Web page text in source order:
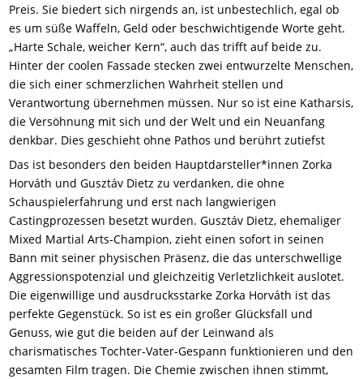
Preis. Sie biedert sich nirgends an, ist unbestechlich, egal ob
es um süße Waffeln, Geld oder beschwichtigende Worte geht.
„Harte Schale, weicher Kern“, auch das trifft auf beide zu.
Hinter der coolen Fassade stecken zwei entwurzelte Menschen,
die sich einer schmerzlichen Wahrheit stellen und
Verantwortung übernehmen müssen. Nur so ist eine Katharsis,
die Versöhnung mit sich und der Welt und ein Neuanfang
denkbar. Dies geschieht ohne Pathos und berührt zutiefst
Das ist besonders den beiden Hauptdarsteller*innen Zorka
Horváth und Gusztáv Dietz zu verdanken, die ohne
Schauspielerfahrung und erst nach langwierigen
Castingprozessen besetzt wurden. Gusztáv Dietz, ehemaliger
Mixed Martial Arts-Champion, zieht einen sofort in seinen
Bann mit seiner physischen Präsenz, die das unterschwellige
Aggressionspotenzial und gleichzeitig Verletzlichkeit auslotet.
Die eigenwillige und ausdrucksstarke Zorka Horváth ist das
perfekte Gegenstück. So ist es ein großer Glücksfall und
Genuss, wie gut die beiden auf der Leinwand als
charismatisches Tochter-Vater-Gespann funktionieren und den
gesamten Film tragen. Die Chemie zwischen ihnen stimmt,